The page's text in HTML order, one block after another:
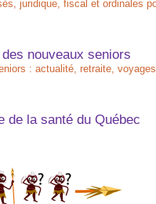
juridique, fiscal et ordinales
nouveaux seniors
: actualité, retraite,
de la santé du Québec